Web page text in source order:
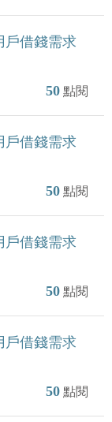
戶借錢需求
50 點閱
戶借錢需求
50 點閱
戶借錢需求
50 點閱
戶借錢需求
50 點閱